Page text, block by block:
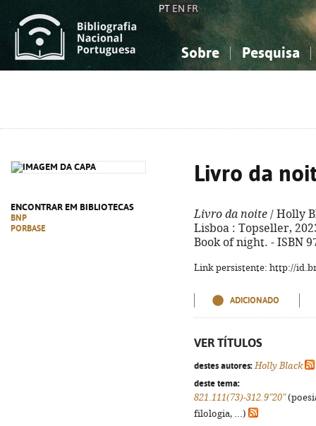
PT EN FR
Sobre Pesquisa
ENCONTRAR EM BIBLIOTECAS
BNP
PORBASE
Livro da
Livro da noite / Holly
Lisboa : Topseller,
Book of night. - ISBN
Link persistente: http://
ADICIONADO
VER TÍTULOS
destes autores: Holly Black
deste tema:
821.111(73)-312.9"20"
filologia, ...)